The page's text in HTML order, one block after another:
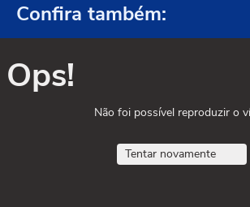
Confira também:
Ops!
Não foi possível reproduzir o
Tentar novamente